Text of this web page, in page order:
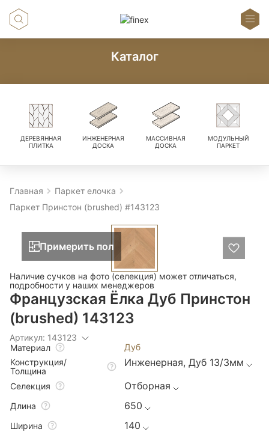
Каталог
ДЕРЕВЯННАЯ
ПЛИТКА
ИНЖЕНЕРНАЯ
ДОСКА
МАССИВНАЯ
ДОСКА
МОДУЛЬНЫЙ
ПАРКЕТ
Главная
Паркет елочка
Паркет Принстон (brushed) #143123
Примерить пол
Наличие сучков на фото (селекция) может отличаться,
подробности у наших менеджеров
Французская Ёлка Дуб Принстон
(brushed) 143123
Артикул: 143123
Материал
Дуб
Конструкция/
Толщина
Инженерная, Дуб 13/3мм
Селекция Отборная
Длина 650
Ширина 140